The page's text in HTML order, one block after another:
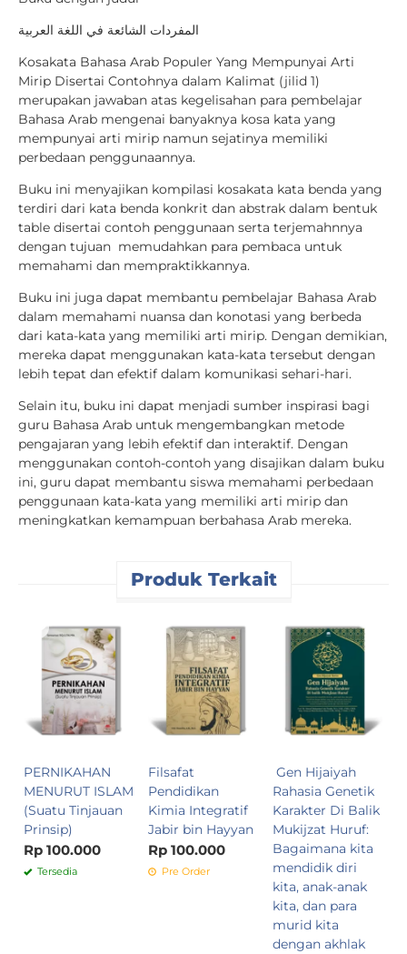
المفردات الشائعة في اللغة العربية
Kosakata Bahasa Arab Populer Yang Mempunyai Arti
Mirip Disertai Contohnya dalam Kalimat (jilid 1)
merupakan jawaban atas kegelisahan para pembelajar
Bahasa Arab mengenai banyaknya kosa kata yang
mempunyai arti mirip namun sejatinya memiliki
perbedaan penggunaannya.
Buku ini menyajikan kompilasi kosakata kata benda yang
terdiri dari kata benda konkrit dan abstrak dalam bentuk
table disertai contoh penggunaan serta terjemahnnya
dengan tujuan memudahkan para pembaca untuk
memahami dan mempraktikkannya.
Buku ini juga dapat membantu pembelajar Bahasa Arab
dalam memahami nuansa dan konotasi yang berbeda
dari kata-kata yang memiliki arti mirip. Dengan demikian,
mereka dapat menggunakan kata-kata tersebut dengan
lebih tepat dan efektif dalam komunikasi sehari-hari.
Selain itu, buku ini dapat menjadi sumber inspirasi bagi
guru Bahasa Arab untuk mengembangkan metode
pengajaran yang lebih efektif dan interaktif. Dengan
menggunakan contoh-contoh yang disajikan dalam buku
ini, guru dapat membantu siswa memahami perbedaan
penggunaan kata-kata yang memiliki arti mirip dan
meningkatkan kemampuan berbahasa Arab mereka.
Produk Terkait
PERNIKAHAN
MENURUT ISLAM
(Suatu Tinjauan
Prinsip)
Rp 100.000
Tersedia
Filsafat
Pendidikan
Kimia Integratif
Jabir bin Hayyan
Rp 100.000
Pre Order
Gen Hijaiyah
Rahasia Genetik
Karakter Di Balik
Mukijzat Huruf:
Bagaimana kita
mendidik diri
kita, anak-anak
kita, dan para
murid kita
dengan akhlak